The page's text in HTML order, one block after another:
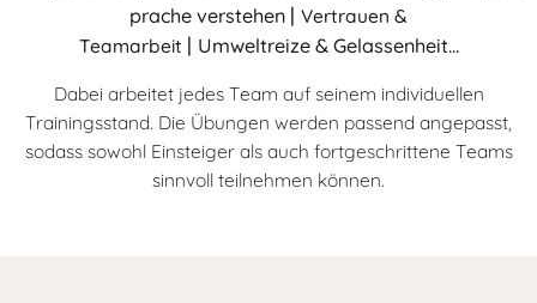
prache verstehen | Vertrauen &
Teamarbeit | Umweltreize & Gelassenheit...
Dabei arbeitet jedes Team auf seinem individuellen
Trainingsstand. Die Übungen werden passend angepasst,
sodass sowohl Einsteiger als auch fortgeschrittene Teams
sinnvoll teilnehmen können.